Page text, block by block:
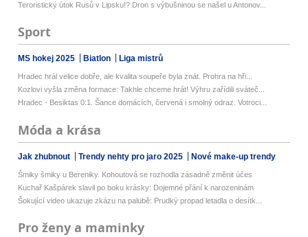
Teroristický útok Rusů v Lipsku!? Dron s výbušninou se našel u Antonov...
Sport
MS hokej 2025 Biatlon Liga mistrů
Hradec hrál velice dobře, ale kvalita soupeře byla znát. Prohra na hři...
Kozlovi vyšla změna formace: Takhle chceme hrát! Výhru zařídili sváteč...
Hradec - Besiktas 0:1. Šance domácích, červená i smolný odraz. Votroci...
Móda a krása
Jak zhubnout Trendy nehty pro jaro 2025 Nové make-up trendy
Šmiky šmiky u Bereniky. Kohoutová se rozhodla zásadně změnit účes
Kuchař Kašpárek slavil po boku krásky: Dojemné přání k narozeninám
Šokující video ukazuje zkázu na palubě: Prudký propad letadla o desítk...
Pro ženy a maminky